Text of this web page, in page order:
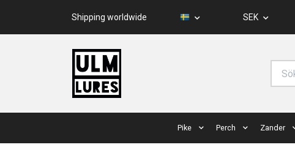
Shipping worldwide SEK
Pike Perch Zander